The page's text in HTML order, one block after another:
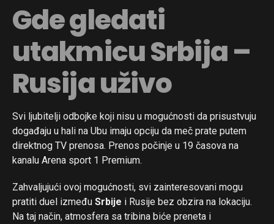
Gde gledati
utakmicu Srbija –
Rusija uživo
Svi ljubitelji odbojke koji nisu u mogućnosti da prisustvuju
događaju u hali na Ubu imaju opciju da meč prate putem
direktnog TV prenosa. Prenos počinje u 19 časova na
kanalu Arena sport 1 Premium.
Zahvaljujući ovoj mogućnosti, svi zainteresovani mogu
pratiti duel između Srbije i Rusije bez obzira na lokaciju.
Na taj način, atmosfera sa tribina biće preneta i